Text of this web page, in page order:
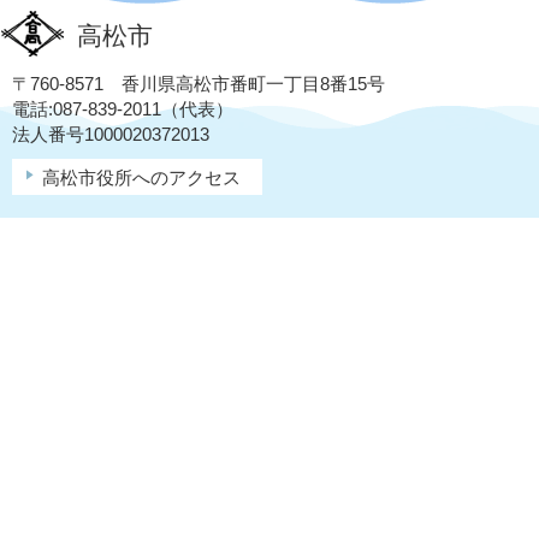
高松市
〒760-8571 香川県高松市番町一丁目8番15号
電話:087-839-2011（代表）
法人番号1000020372013
高松市役所へのアクセス